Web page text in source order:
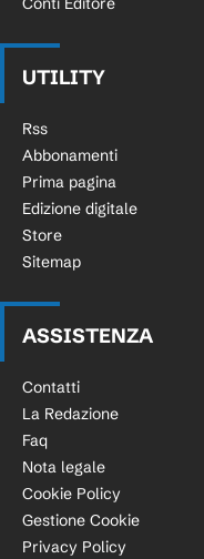
UTILITY
Rss
Abbonamenti
Prima pagina
Edizione digitale
Store
Sitemap
ASSISTENZA
Contatti
La Redazione
Faq
Nota legale
Cookie Policy
Gestione Cookie
Privacy Policy